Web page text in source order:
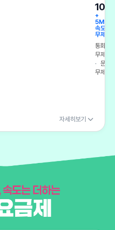
+
속도
무제한
통화
무제한
문자
무제한
자세히보기